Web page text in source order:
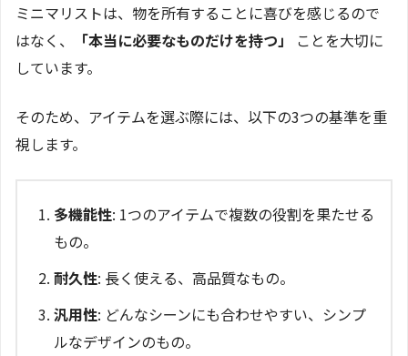
ミニマリストは、物を所有することに喜びを感じるので
はなく、
「本当に必要なものだけを持つ」
ことを大切に
しています。
そのため、アイテムを選ぶ際には、以下の3つの基準を重
視します。
多機能性: 1つのアイテムで複数の役割を果たせる
もの。
耐久性: 長く使える、高品質なもの。
汎用性: どんなシーンにも合わせやすい、シンプ
ルなデザインのもの。